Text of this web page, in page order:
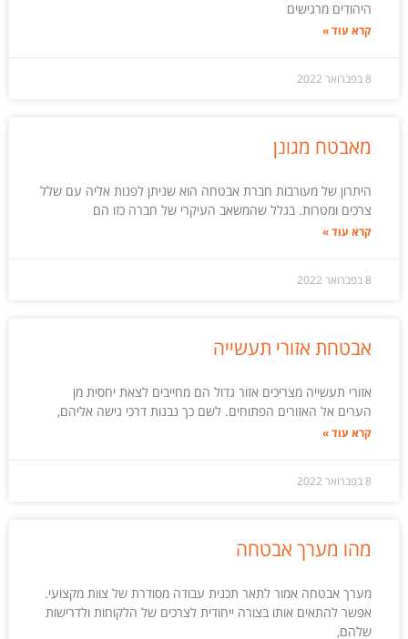
היהודים מרגישים
קרא עוד »
8 בפברואר 2022
מאבטח מגונן
היתרון של מעורבות חברת אבטחה הוא שניתן לפנות אליה עם שלל
צרכים ומטרות. בגלל שהמשאב העיקרי של חברה כזו הם
קרא עוד »
8 בפברואר 2022
אבטחת אזורי תעשייה
אזורי תעשייה מצריכים אזור גדול הם מחייבים לצאת יחסית מן
הערים אל האזורים הפתוחים. לשם כך נבנות דרכי גישה אליהם,
קרא עוד »
8 בפברואר 2022
מהו מערך אבטחה
מערך אבטחה אמור לתאר תכנית עבודה מסודרת של צוות מקצועי.
אפשר להתאים אותו בצורה ייחודית לצרכים של הלקוחות ולדרישות
שלהם,